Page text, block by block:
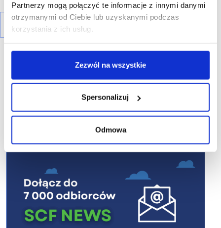
Partnerzy mogą połączyć te informacje z innymi danymi
otrzymanymi od Ciebie lub uzyskanymi podczas
korzystania z ich usług.
Zezwól na wszystkie
Spersonalizuj
Odmowa
R E K L A M A